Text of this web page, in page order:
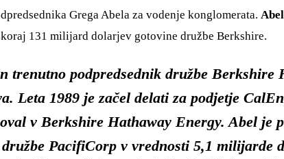
Grega Abela za vodenje konglomerata.
131 milijard dolarjev gotovine družbe Berkshire.
podpredsednik družbe Berkshire
Leta 1989 je začel delati za podjetje
v Berkshire Hathaway Energy. Abel
PacifiCorp v vrednosti 5,1 milijarde